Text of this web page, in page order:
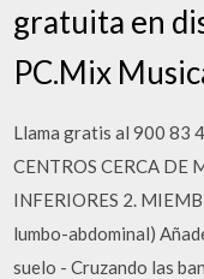
gratuita en
PC.Mix
Llama gratis al 900 83
CENTROS CERCA DE
INFERIORES 2.
lumbo-abdominal)
suelo - Cruzando las